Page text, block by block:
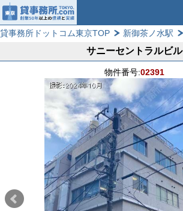
貸事務所ドットコム東京TOP 新御茶ノ水駅
サニーセントラルビル
物件番号:02391